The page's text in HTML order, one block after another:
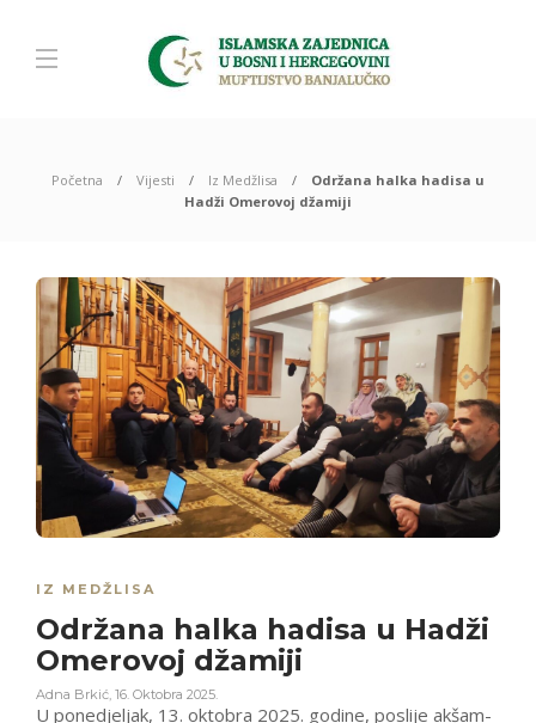
Početna Vijesti Iz Medžlisa
Održana halka hadisa u
Hadži Omerovoj džamiji
IZ MEDŽLISA
Održana halka hadisa u Hadži
Omerovoj džamiji
Adna Brkić, 16. Oktobra 2025.
U ponedjeljak, 13. oktobra 2025. godine, poslije akšam-